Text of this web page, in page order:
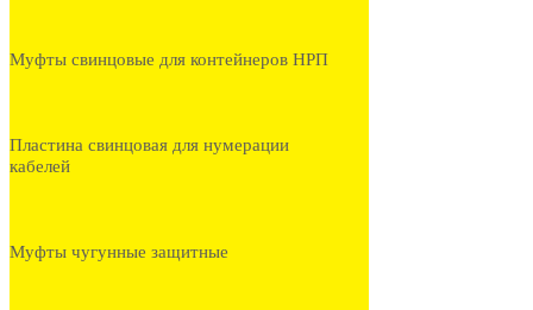
Муфты свинцовые для контейнеров НРП
Пластина свинцовая для нумерации
кабелей
Муфты чугунные защитные